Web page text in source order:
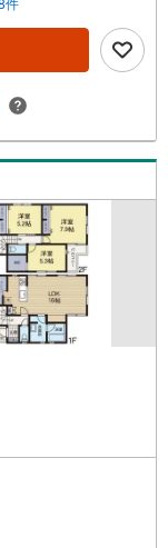
域No.1を目指して
多数ございます。
・頭金無くても平
が丁寧にご説明さ